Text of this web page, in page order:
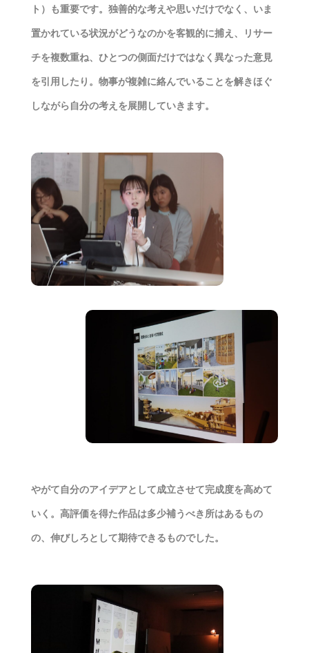
ト）も重要です。独善的な考えや思いだけでなく、いま
置かれている状況がどうなのかを客観的に捕え、リサー
チを複数重ね、ひとつの側面だけではなく異なった意見
を引用したり。物事が複雑に絡んでいることを解きほぐ
しながら自分の考えを展開していきます。
やがて自分のアイデアとして成立させて完成度を高めて
いく。高評価を得た作品は多少補うべき所はあるもの
の、伸びしろとして期待できるものでした。